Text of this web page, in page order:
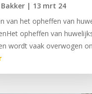
| 13 mrt 24
van het opheffen van
opheffen van
wordt vaak overwogen